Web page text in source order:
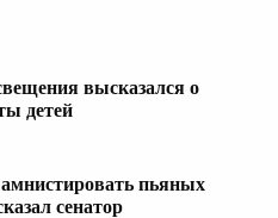
высказался о
детей
пьяных
сенатор